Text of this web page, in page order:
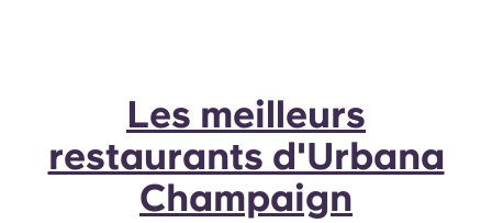
Deutsch
Italian
Les meilleurs
restaurants d'Urbana
Champaign